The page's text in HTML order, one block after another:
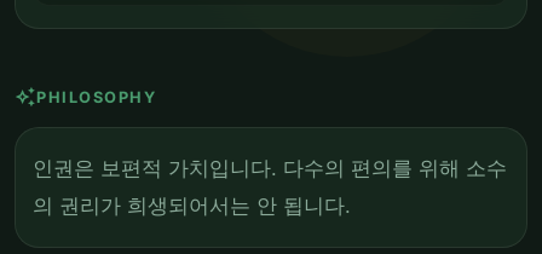
auto_awesomePHILOSOPHY
인권은 보편적 가치입니다. 다수의 편의를 위해 소수
의 권리가 희생되어서는 안 됩니다.